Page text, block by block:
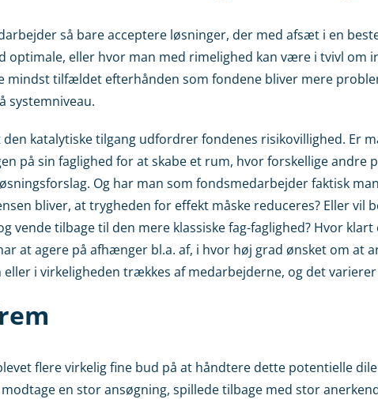
så bare acceptere løsninger, der med afsæt i en
optimale, eller hvor man med rimelighed kan være i tvivl om
mindst tilfældet efterhånden som fondene bliver mere
systemniveau.
katalytiske tilgang udfordrer fondenes risikovillighed. Er
på sin faglighed for at skabe et rum, hvor forskellige andre
Og har man som fondsmedarbejder faktisk
bliver, at trygheden for effekt måske reduceres? Eller vil
vende tilbage til den mere klassiske fag-faglighed? Hvor
at agere på afhænger bl.a. af, i hvor høj grad ønsket om at
i virkeligheden trækkes af medarbejderne, og det
flere virkelig fine bud på at håndtere dette potentielle
en stor ansøgning, spillede tilbage med stor